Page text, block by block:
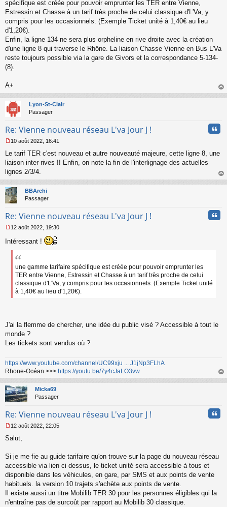
spécifique est créée pour pouvoir emprunter les TER entre Vienne,
Estressin et Chasse à un tarif très proche de celui classique d'L'Va, y
compris pour les occasionnels. (Exemple Ticket unité à 1,40€ au lieu
d'1,20€).
Enfin, la ligne 134 ne sera plus orpheline en rive droite avec la création
d'une ligne 8 qui traverse le Rhône. La liaison Chasse Vienne en Bus L'Va
reste toujours possible via la gare de Givors et la correspondance 5-134-
(8).
A+
au
Lyon-St-Clair
Passager
Re: Vienne nouveau réseau L'va Jour J !
e
s
s
a
g
e
n
n
u
10 août 2022, 16:41
Le tarif TER c'est nouveau et autre nouveauté majeure, cette ligne 8, une
liaison inter-rives !! Enfin, on note la fin de l'interlignage des actuelles
lignes 2/3/4.
au
BBArchi
Passager
Re: Vienne nouveau réseau L'va Jour J !
e
12 août 2022, 19:30
Intéressant !
une gamme tarifaire spécifique est créée pour pouvoir emprunter les
TER entre Vienne, Estressin et Chasse à un tarif très proche de celui
classique d'L'Va, y compris pour les occasionnels. (Exemple Ticket unité
à 1,40€ au lieu d'1,20€).
J'ai la flemme de chercher, une idée du public visé ? Accessible à tout le
monde ?
Les tickets sont vendus où ?
https://www.youtube.com/channel/UC99xju ... J1jNp3FLhA
Rhone-Océan >>> https://youtu.be/7y4cJaLO3vw
au
Micka69
Passager
Re: Vienne nouveau réseau L'va Jour J !
e
s
a
g
e
n
o
n
12 août 2022, 22:05
Salut,
Si je me fie au guide tarifaire qu'on trouve sur la page du nouveau réseau
accessible via lien ci dessus, le ticket unité sera accessible à tous et
disponible dans les véhicules, en gare, par SMS et aux points de vente
habituels. la version 10 trajets s'achète aux points de vente.
Il existe aussi un titre Mobilib TER 30 pour les personnes éligibles qui la
n'entraîne pas de surcoût par rapport au Mobilib 30 classique.